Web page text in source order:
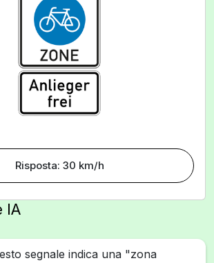
Risposta: 30 km/h
IA
segnale indica una "zona